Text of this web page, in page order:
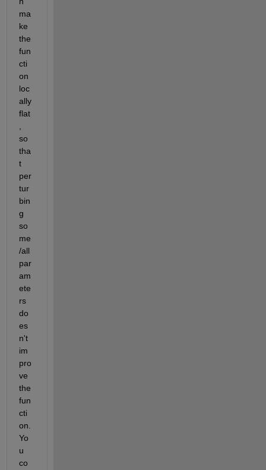
ma
ke
the
fun
cti
on
loc
ally
flat
,
so
tha
t
per
tur
bin
g
so
me
/all
par
am
ete
rs
do
es
n't
im
pro
ve
the
fun
cti
on.
Yo
u
co